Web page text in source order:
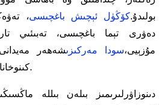
بولىدۇ.كۆڭۈل ئېچىش باغچىسى،
دەۋرى تېما باغچىسى، تەبىئىي
مۇزېيى،سودا مەركىزىشەھەر
كىنوخانا، گولف مەيدانى قاتارلىقلار.
دىنوزاۋرلىرىمىز بىلەن بىللە